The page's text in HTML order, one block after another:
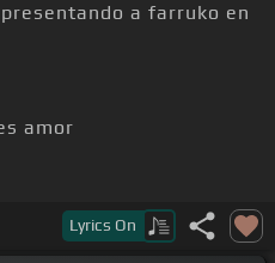
presentando a farruko en
amor
[Cm]
Lyrics On